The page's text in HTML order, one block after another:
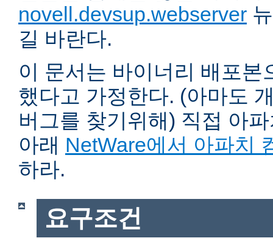
novell.devsup.webserver
길 바란다.
이 문서는 바이너리 배포본
했다고 가정한다. (아마도
버그를 찾기위해) 직접 아
아래 NetWare에서 아파치
하라.
요구조건